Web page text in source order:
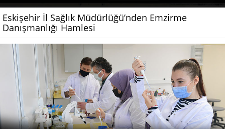
Eskişehir İl Sağlık Müdürlüğü’nden Emzirme
Danışmanlığı Hamlesi